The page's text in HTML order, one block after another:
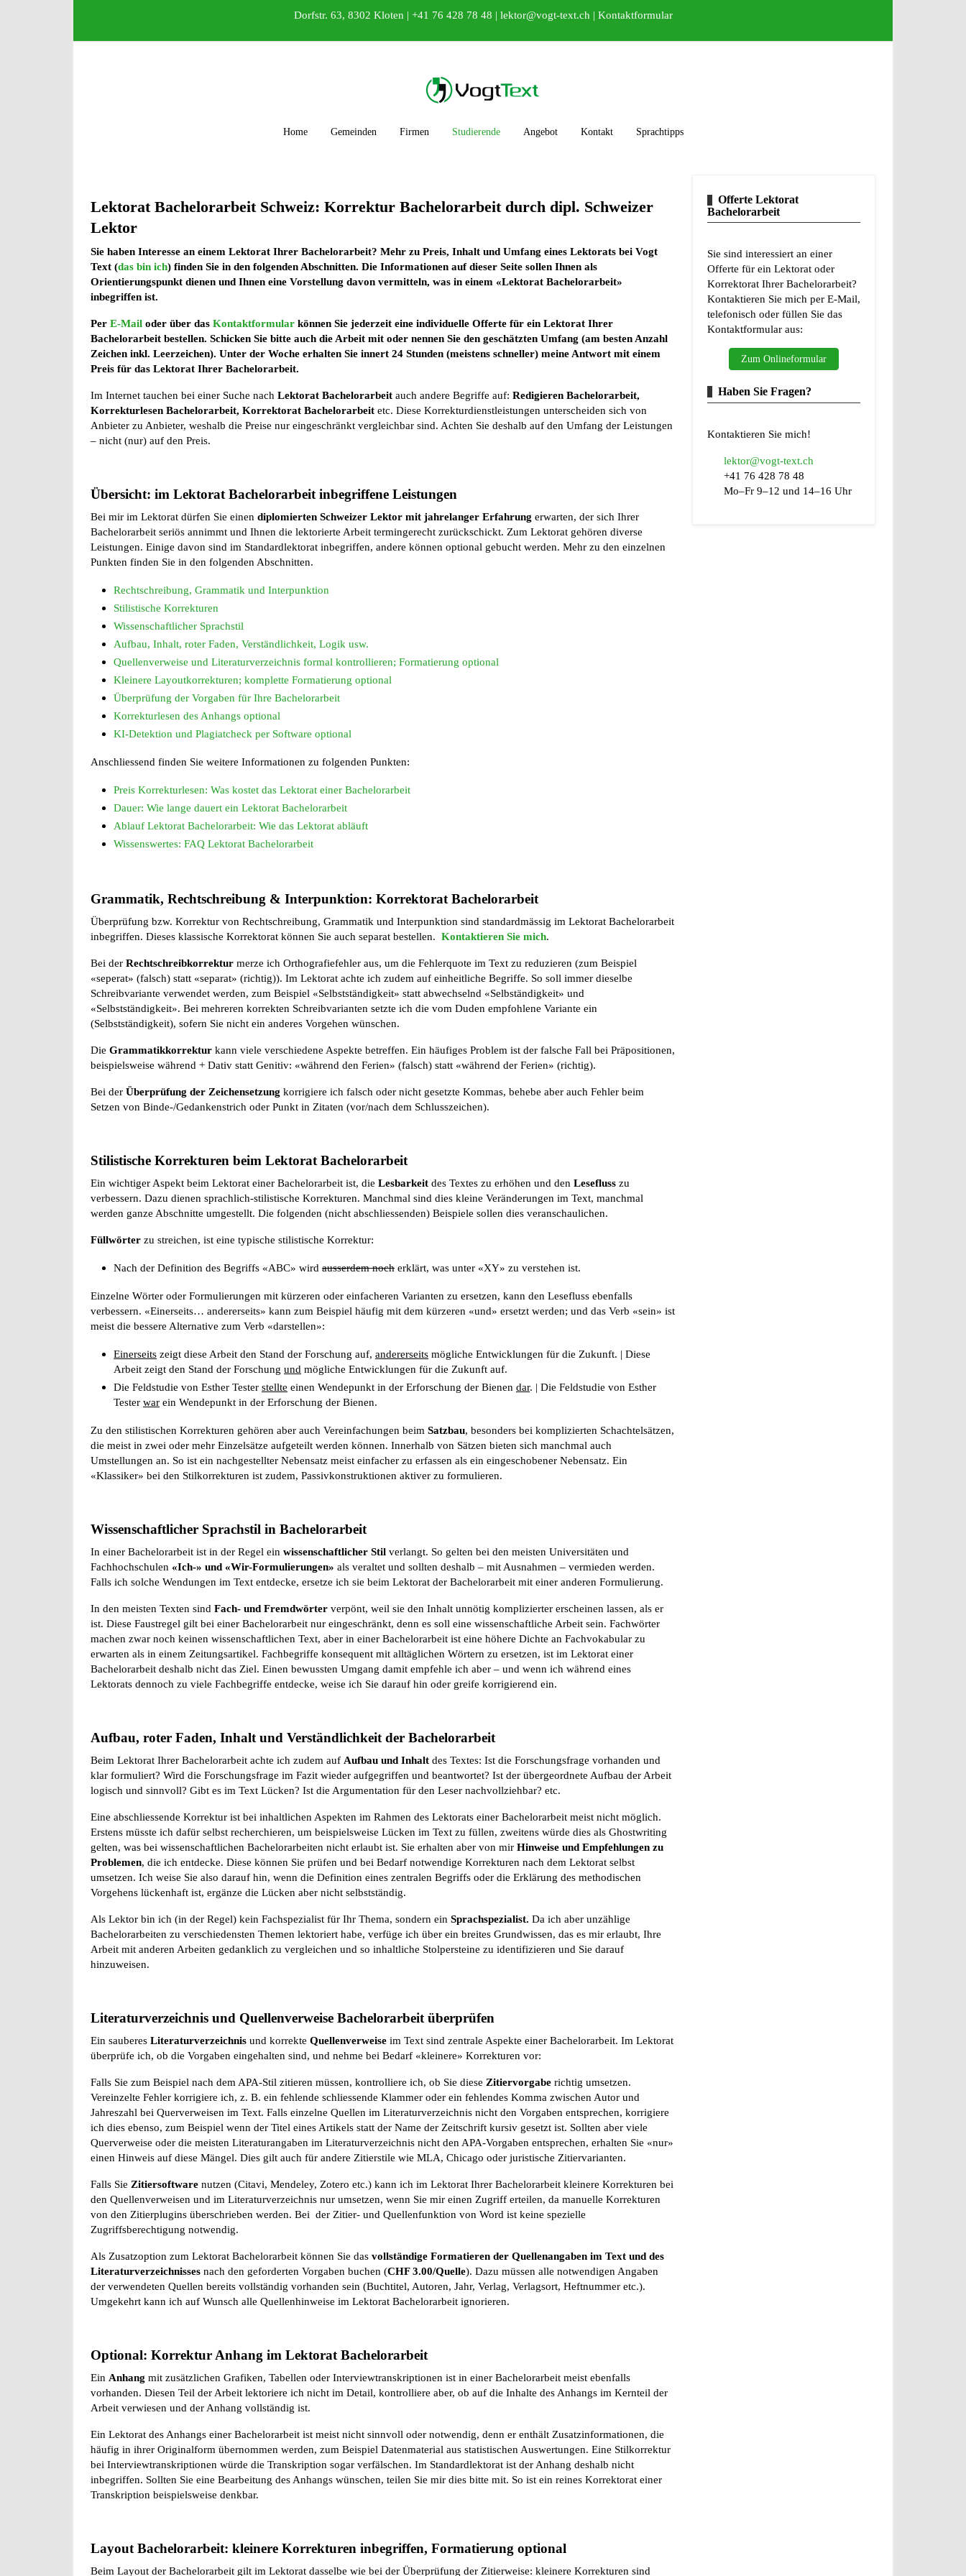
Dorfstr. 63, 8302 Kloten | +41 76 428 78 48 | lektor@vogt-text.ch | Kontaktformular
Home Gemeinden Firmen Studierende Angebot Kontakt Sprachtipps
Lektorat Bachelorarbeit Schweiz: Korrektur Bachelorarbeit durch dipl. Schweizer
Lektor
Sie haben Interesse an einem Lektorat Ihrer Bachelorarbeit? Mehr zu Preis, Inhalt und Umfang eines Lektorats bei Vogt
Text (das bin ich) finden Sie in den folgenden Abschnitten. Die Informationen auf dieser Seite sollen Ihnen als
Orientierungspunkt dienen und Ihnen eine Vorstellung davon vermitteln, was in einem «Lektorat Bachelorarbeit»
inbegriffen ist.
Per E-Mail oder über das Kontaktformular können Sie jederzeit eine individuelle Offerte für ein Lektorat Ihrer
Bachelorarbeit bestellen. Schicken Sie bitte auch die Arbeit mit oder nennen Sie den geschätzten Umfang (am besten Anzahl
Zeichen inkl. Leerzeichen). Unter der Woche erhalten Sie innert 24 Stunden (meistens schneller) meine Antwort mit einem
Preis für das Lektorat Ihrer Bachelorarbeit.
Im Internet tauchen bei einer Suche nach Lektorat Bachelorarbeit auch andere Begriffe auf: Redigieren Bachelorarbeit,
Korrekturlesen Bachelorarbeit, Korrektorat Bachelorarbeit etc. Diese Korrekturdienstleistungen unterscheiden sich von
Anbieter zu Anbieter, weshalb die Preise nur eingeschränkt vergleichbar sind. Achten Sie deshalb auf den Umfang der Leistungen
– nicht (nur) auf den Preis.
Übersicht: im Lektorat Bachelorarbeit inbegriffene Leistungen
Bei mir im Lektorat dürfen Sie einen diplomierten Schweizer Lektor mit jahrelanger Erfahrung erwarten, der sich Ihrer
Bachelorarbeit seriös annimmt und Ihnen die lektorierte Arbeit termingerecht zurückschickt. Zum Lektorat gehören diverse
Leistungen. Einige davon sind im Standardlektorat inbegriffen, andere können optional gebucht werden. Mehr zu den einzelnen
Punkten finden Sie in den folgenden Abschnitten.
Rechtschreibung, Grammatik und Interpunktion
Stilistische Korrekturen
Wissenschaftlicher Sprachstil
Aufbau, Inhalt, roter Faden, Verständlichkeit, Logik usw.
Quellenverweise und Literaturverzeichnis formal kontrollieren; Formatierung optional
Kleinere Layoutkorrekturen; komplette Formatierung optional
Überprüfung der Vorgaben für Ihre Bachelorarbeit
Korrekturlesen des Anhangs optional
KI-Detektion und Plagiatcheck per Software optional
Anschliessend finden Sie weitere Informationen zu folgenden Punkten:
Preis Korrekturlesen: Was kostet das Lektorat einer Bachelorarbeit
Dauer: Wie lange dauert ein Lektorat Bachelorarbeit
Ablauf Lektorat Bachelorarbeit: Wie das Lektorat abläuft
Wissenswertes: FAQ Lektorat Bachelorarbeit
Grammatik, Rechtschreibung & Interpunktion: Korrektorat Bachelorarbeit
Überprüfung bzw. Korrektur von Rechtschreibung, Grammatik und Interpunktion sind standardmässig im Lektorat Bachelorarbeit
inbegriffen. Dieses klassische Korrektorat können Sie auch separat bestellen. Kontaktieren Sie mich.
Bei der Rechtschreibkorrektur merze ich Orthografiefehler aus, um die Fehlerquote im Text zu reduzieren (zum Beispiel
«seperat» (falsch) statt «separat» (richtig)). Im Lektorat achte ich zudem auf einheitliche Begriffe. So soll immer dieselbe
Schreibvariante verwendet werden, zum Beispiel «Selbstständigkeit» statt abwechselnd «Selbständigkeit» und
«Selbstständigkeit». Bei mehreren korrekten Schreibvarianten setzte ich die vom Duden empfohlene Variante ein
(Selbstständigkeit), sofern Sie nicht ein anderes Vorgehen wünschen.
Die Grammatikkorrektur kann viele verschiedene Aspekte betreffen. Ein häufiges Problem ist der falsche Fall bei Präpositionen,
beispielsweise während + Dativ statt Genitiv: «während den Ferien» (falsch) statt «während der Ferien» (richtig).
Bei der Überprüfung der Zeichensetzung korrigiere ich falsch oder nicht gesetzte Kommas, behebe aber auch Fehler beim
Setzen von Binde-/Gedankenstrich oder Punkt in Zitaten (vor/nach dem Schlusszeichen).
Stilistische Korrekturen beim Lektorat Bachelorarbeit
Ein wichtiger Aspekt beim Lektorat einer Bachelorarbeit ist, die Lesbarkeit des Textes zu erhöhen und den Lesefluss zu
verbessern. Dazu dienen sprachlich-stilistische Korrekturen. Manchmal sind dies kleine Veränderungen im Text, manchmal
werden ganze Abschnitte umgestellt. Die folgenden (nicht abschliessenden) Beispiele sollen dies veranschaulichen.
Füllwörter zu streichen, ist eine typische stilistische Korrektur:
Nach der Definition des Begriffs «ABC» wird ausserdem noch erklärt, was unter «XY» zu verstehen ist.
Einzelne Wörter oder Formulierungen mit kürzeren oder einfacheren Varianten zu ersetzen, kann den Lesefluss ebenfalls
verbessern. «Einerseits… andererseits» kann zum Beispiel häufig mit dem kürzeren «und» ersetzt werden; und das Verb «sein» ist
meist die bessere Alternative zum Verb «darstellen»:
Einerseits zeigt diese Arbeit den Stand der Forschung auf, andererseits mögliche Entwicklungen für die Zukunft. | Diese
Arbeit zeigt den Stand der Forschung und mögliche Entwicklungen für die Zukunft auf.
Die Feldstudie von Esther Tester stellte einen Wendepunkt in der Erforschung der Bienen dar. | Die Feldstudie von Esther
Tester war ein Wendepunkt in der Erforschung der Bienen.
Zu den stilistischen Korrekturen gehören aber auch Vereinfachungen beim Satzbau, besonders bei komplizierten Schachtelsätzen,
die meist in zwei oder mehr Einzelsätze aufgeteilt werden können. Innerhalb von Sätzen bieten sich manchmal auch
Umstellungen an. So ist ein nachgestellter Nebensatz meist einfacher zu erfassen als ein eingeschobener Nebensatz. Ein
«Klassiker» bei den Stilkorrekturen ist zudem, Passivkonstruktionen aktiver zu formulieren.
Wissenschaftlicher Sprachstil in Bachelorarbeit
In einer Bachelorarbeit ist in der Regel ein wissenschaftlicher Stil verlangt. So gelten bei den meisten Universitäten und
Fachhochschulen «Ich-» und «Wir-Formulierungen» als veraltet und sollten deshalb – mit Ausnahmen – vermieden werden.
Falls ich solche Wendungen im Text entdecke, ersetze ich sie beim Lektorat der Bachelorarbeit mit einer anderen Formulierung.
In den meisten Texten sind Fach- und Fremdwörter verpönt, weil sie den Inhalt unnötig komplizierter erscheinen lassen, als er
ist. Diese Faustregel gilt bei einer Bachelorarbeit nur eingeschränkt, denn es soll eine wissenschaftliche Arbeit sein. Fachwörter
machen zwar noch keinen wissenschaftlichen Text, aber in einer Bachelorarbeit ist eine höhere Dichte an Fachvokabular zu
erwarten als in einem Zeitungsartikel. Fachbegriffe konsequent mit alltäglichen Wörtern zu ersetzen, ist im Lektorat einer
Bachelorarbeit deshalb nicht das Ziel. Einen bewussten Umgang damit empfehle ich aber – und wenn ich während eines
Lektorats dennoch zu viele Fachbegriffe entdecke, weise ich Sie darauf hin oder greife korrigierend ein.
Aufbau, roter Faden, Inhalt und Verständlichkeit der Bachelorarbeit
Beim Lektorat Ihrer Bachelorarbeit achte ich zudem auf Aufbau und Inhalt des Textes: Ist die Forschungsfrage vorhanden und
klar formuliert? Wird die Forschungsfrage im Fazit wieder aufgegriffen und beantwortet? Ist der übergeordnete Aufbau der Arbeit
logisch und sinnvoll? Gibt es im Text Lücken? Ist die Argumentation für den Leser nachvollziehbar? etc.
Eine abschliessende Korrektur ist bei inhaltlichen Aspekten im Rahmen des Lektorats einer Bachelorarbeit meist nicht möglich.
Erstens müsste ich dafür selbst recherchieren, um beispielsweise Lücken im Text zu füllen, zweitens würde dies als Ghostwriting
gelten, was bei wissenschaftlichen Bachelorarbeiten nicht erlaubt ist. Sie erhalten aber von mir Hinweise und Empfehlungen zu
Problemen, die ich entdecke. Diese können Sie prüfen und bei Bedarf notwendige Korrekturen nach dem Lektorat selbst
umsetzen. Ich weise Sie also darauf hin, wenn die Definition eines zentralen Begriffs oder die Erklärung des methodischen
Vorgehens lückenhaft ist, ergänze die Lücken aber nicht selbstständig.
Als Lektor bin ich (in der Regel) kein Fachspezialist für Ihr Thema, sondern ein Sprachspezialist. Da ich aber unzählige
Bachelorarbeiten zu verschiedensten Themen lektoriert habe, verfüge ich über ein breites Grundwissen, das es mir erlaubt, Ihre
Arbeit mit anderen Arbeiten gedanklich zu vergleichen und so inhaltliche Stolpersteine zu identifizieren und Sie darauf
hinzuweisen.
Literaturverzeichnis und Quellenverweise Bachelorarbeit überprüfen
Ein sauberes Literaturverzeichnis und korrekte Quellenverweise im Text sind zentrale Aspekte einer Bachelorarbeit. Im Lektorat
überprüfe ich, ob die Vorgaben eingehalten sind, und nehme bei Bedarf «kleinere» Korrekturen vor:
Falls Sie zum Beispiel nach dem APA-Stil zitieren müssen, kontrolliere ich, ob Sie diese Zitiervorgabe richtig umsetzen.
Vereinzelte Fehler korrigiere ich, z. B. ein fehlende schliessende Klammer oder ein fehlendes Komma zwischen Autor und
Jahreszahl bei Querverweisen im Text. Falls einzelne Quellen im Literaturverzeichnis nicht den Vorgaben entsprechen, korrigiere
ich dies ebenso, zum Beispiel wenn der Titel eines Artikels statt der Name der Zeitschrift kursiv gesetzt ist. Sollten aber viele
Querverweise oder die meisten Literaturangaben im Literaturverzeichnis nicht den APA-Vorgaben entsprechen, erhalten Sie «nur»
einen Hinweis auf diese Mängel. Dies gilt auch für andere Zitierstile wie MLA, Chicago oder juristische Zitiervarianten.
Falls Sie Zitiersoftware nutzen (Citavi, Mendeley, Zotero etc.) kann ich im Lektorat Ihrer Bachelorarbeit kleinere Korrekturen bei
den Quellenverweisen und im Literaturverzeichnis nur umsetzen, wenn Sie mir einen Zugriff erteilen, da manuelle Korrekturen
von den Zitierplugins überschrieben werden. Bei der Zitier- und Quellenfunktion von Word ist keine spezielle
Zugriffsberechtigung notwendig.
Als Zusatzoption zum Lektorat Bachelorarbeit können Sie das vollständige Formatieren der Quellenangaben im Text und des
Literaturverzeichnisses nach den geforderten Vorgaben buchen (CHF 3.00/Quelle). Dazu müssen alle notwendigen Angaben
der verwendeten Quellen bereits vollständig vorhanden sein (Buchtitel, Autoren, Jahr, Verlag, Verlagsort, Heftnummer etc.).
Umgekehrt kann ich auf Wunsch alle Quellenhinweise im Lektorat Bachelorarbeit ignorieren.
Optional: Korrektur Anhang im Lektorat Bachelorarbeit
Ein Anhang mit zusätzlichen Grafiken, Tabellen oder Interviewtranskriptionen ist in einer Bachelorarbeit meist ebenfalls
vorhanden. Diesen Teil der Arbeit lektoriere ich nicht im Detail, kontrolliere aber, ob auf die Inhalte des Anhangs im Kernteil der
Arbeit verwiesen und der Anhang vollständig ist.
Ein Lektorat des Anhangs einer Bachelorarbeit ist meist nicht sinnvoll oder notwendig, denn er enthält Zusatzinformationen, die
häufig in ihrer Originalform übernommen werden, zum Beispiel Datenmaterial aus statistischen Auswertungen. Eine Stilkorrektur
bei Interviewtranskriptionen würde die Transkription sogar verfälschen. Im Standardlektorat ist der Anhang deshalb nicht
inbegriffen. Sollten Sie eine Bearbeitung des Anhangs wünschen, teilen Sie mir dies bitte mit. So ist ein reines Korrektorat einer
Transkription beispielsweise denkbar.
Layout Bachelorarbeit: kleinere Korrekturen inbegriffen, Formatierung optional
Beim Layout der Bachelorarbeit gilt im Lektorat dasselbe wie bei der Überprüfung der Zitierweise: kleinere Korrekturen sind
Offerte Lektorat
Bachelorarbeit
Sie sind interessiert an einer
Offerte für ein Lektorat oder
Korrektorat Ihrer Bachelorarbeit?
Kontaktieren Sie mich per E-Mail,
telefonisch oder füllen Sie das
Kontaktformular aus:
Zum Onlineformular
Haben Sie Fragen?
Kontaktieren Sie mich!
lektor@vogt-text.ch
+41 76 428 78 48
Mo–Fr 9–12 und 14–16 Uhr